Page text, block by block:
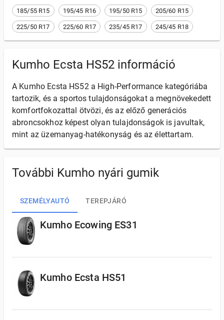
185/55 R15 195/45 R16 195/50 R15 205/60 R15
225/50 R17 225/60 R17 235/45 R17 245/45 R18
Kumho Ecsta HS52 információ
A Kumho Ecsta HS52 a High-Performance kategóriába
tartozik, és a sportos tulajdonságokat a megnövekedett
komfortfokozattal ötvözi, és az előző generációs
abroncsokhoz képest olyan tulajdonságok is javultak,
mint az üzemanyag-hatékonyság és az élettartam.
További Kumho nyári gumik
SZEMÉLYAUTÓ TEREPJÁRÓ
Kumho Ecowing ES31
Kumho Ecsta HS51